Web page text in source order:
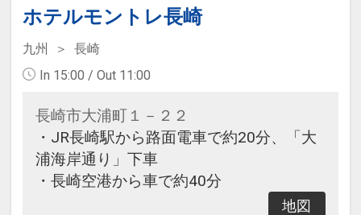
■送迎のご案内
スが運行しています。
運航時間や乗車場所などは、直接ホ
■施設使用料のご案内
添い寝幼児（1～5歳の未就学児）
は、現地にて施設使用料がかりま
す。お1人様1泊あたり1,100円（税
ホテルモントレ長崎
九州
長崎
In 15:00 / Out 11:00
長崎市大浦町１－２２
・JR長崎駅から路面電車で約20分、「大
浦海岸通り」下車
・長崎空港から車で約40分
地図